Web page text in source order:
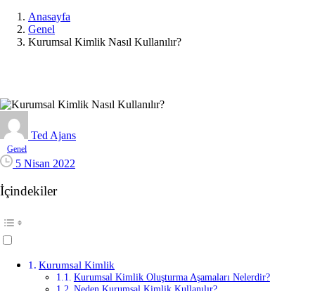
Anasayfa
Genel
Kurumsal Kimlik Nasıl Kullanılır?
Ted Ajans
Genel
5 Nisan 2022
İçindekiler
Kurumsal Kimlik
Kurumsal Kimlik Oluşturma Aşamaları Nelerdir?